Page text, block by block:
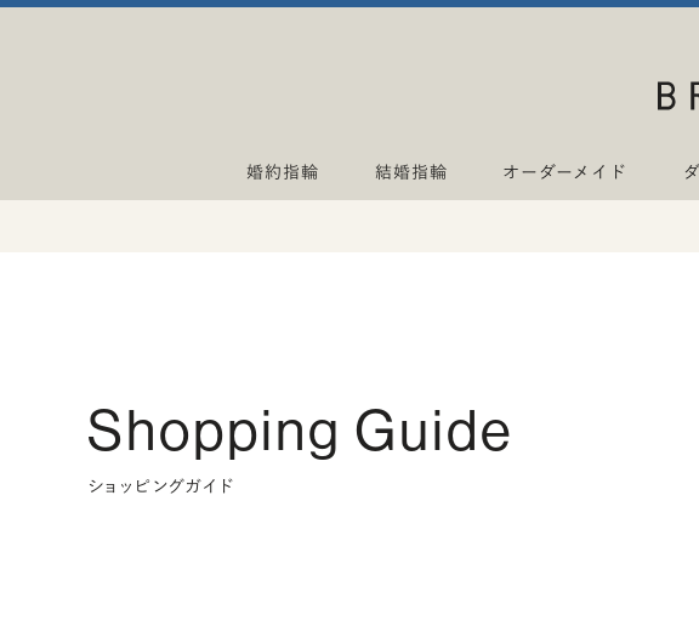
婚約指輪 結婚指輪 オーダーメイド
Shopping Guide
ショッピングガイド